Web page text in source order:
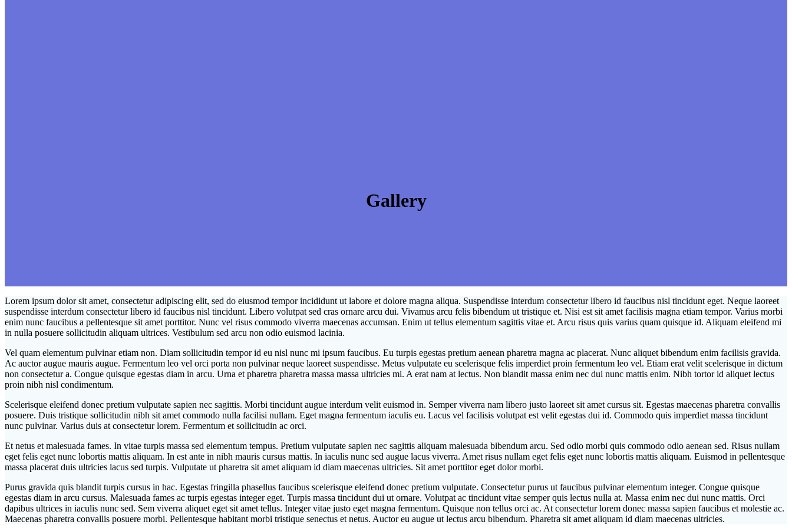
Gallery
Lorem ipsum dolor sit amet, consectetur adipiscing elit, sed do eiusmod tempor incididunt ut labore et dolore magna aliqua. Suspendisse interdum consectetur libero id faucibus nisl tincidunt eget. Neque laoreet
suspendisse interdum consectetur libero id faucibus nisl tincidunt. Libero volutpat sed cras ornare arcu dui. Vivamus arcu felis bibendum ut tristique et. Nisi est sit amet facilisis magna etiam tempor. Varius morbi
enim nunc faucibus a pellentesque sit amet porttitor. Nunc vel risus commodo viverra maecenas accumsan. Enim ut tellus elementum sagittis vitae et. Arcu risus quis varius quam quisque id. Aliquam eleifend mi
in nulla posuere sollicitudin aliquam ultrices. Vestibulum sed arcu non odio euismod lacinia.
Vel quam elementum pulvinar etiam non. Diam sollicitudin tempor id eu nisl nunc mi ipsum faucibus. Eu turpis egestas pretium aenean pharetra magna ac placerat. Nunc aliquet bibendum enim facilisis gravida.
Ac auctor augue mauris augue. Fermentum leo vel orci porta non pulvinar neque laoreet suspendisse. Metus vulputate eu scelerisque felis imperdiet proin fermentum leo vel. Etiam erat velit scelerisque in dictum
non consectetur a. Congue quisque egestas diam in arcu. Urna et pharetra pharetra massa massa ultricies mi. A erat nam at lectus. Non blandit massa enim nec dui nunc mattis enim. Nibh tortor id aliquet lectus
proin nibh nisl condimentum.
Scelerisque eleifend donec pretium vulputate sapien nec sagittis. Morbi tincidunt augue interdum velit euismod in. Semper viverra nam libero justo laoreet sit amet cursus sit. Egestas maecenas pharetra convallis
posuere. Duis tristique sollicitudin nibh sit amet commodo nulla facilisi nullam. Eget magna fermentum iaculis eu. Lacus vel facilisis volutpat est velit egestas dui id. Commodo quis imperdiet massa tincidunt
nunc pulvinar. Varius duis at consectetur lorem. Fermentum et sollicitudin ac orci.
Et netus et malesuada fames. In vitae turpis massa sed elementum tempus. Pretium vulputate sapien nec sagittis aliquam malesuada bibendum arcu. Sed odio morbi quis commodo odio aenean sed. Risus nullam
eget felis eget nunc lobortis mattis aliquam. In est ante in nibh mauris cursus mattis. In iaculis nunc sed augue lacus viverra. Amet risus nullam eget felis eget nunc lobortis mattis aliquam. Euismod in pellentesque
massa placerat duis ultricies lacus sed turpis. Vulputate ut pharetra sit amet aliquam id diam maecenas ultricies. Sit amet porttitor eget dolor morbi.
Purus gravida quis blandit turpis cursus in hac. Egestas fringilla phasellus faucibus scelerisque eleifend donec pretium vulputate. Consectetur purus ut faucibus pulvinar elementum integer. Congue quisque
egestas diam in arcu cursus. Malesuada fames ac turpis egestas integer eget. Turpis massa tincidunt dui ut ornare. Volutpat ac tincidunt vitae semper quis lectus nulla at. Massa enim nec dui nunc mattis. Orci
dapibus ultrices in iaculis nunc sed. Sem viverra aliquet eget sit amet tellus. Integer vitae justo eget magna fermentum. Quisque non tellus orci ac. At consectetur lorem donec massa sapien faucibus et molestie ac.
Maecenas pharetra convallis posuere morbi. Pellentesque habitant morbi tristique senectus et netus. Auctor eu augue ut lectus arcu bibendum. Pharetra sit amet aliquam id diam maecenas ultricies.